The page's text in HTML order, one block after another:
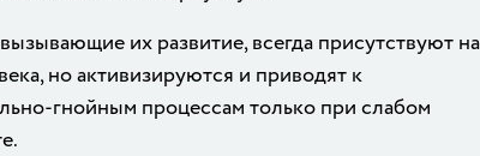
их развитие, всегда присутствуют на
но активизируются и приводят к
гнойным процессам только при слабом